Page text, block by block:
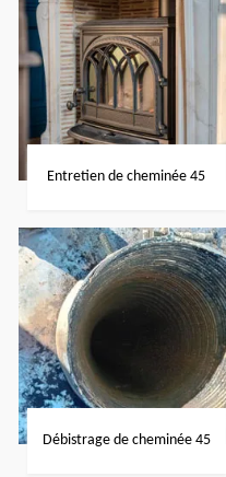
Entretien de cheminée 45
Débistrage de cheminée 45